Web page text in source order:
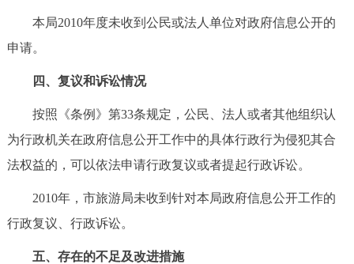
本局2010年度未收到公民或法人单位对政府信息公开的
申请。
四、复议和诉讼情况
按照《条例》第33条规定，公民、法人或者其他组织认
为行政机关在政府信息公开工作中的具体行政行为侵犯其合
法权益的，可以依法申请行政复议或者提起行政诉讼。
2010年，市旅游局未收到针对本局政府信息公开工作的
行政复议、行政诉讼。
五、存在的不足及改进措施